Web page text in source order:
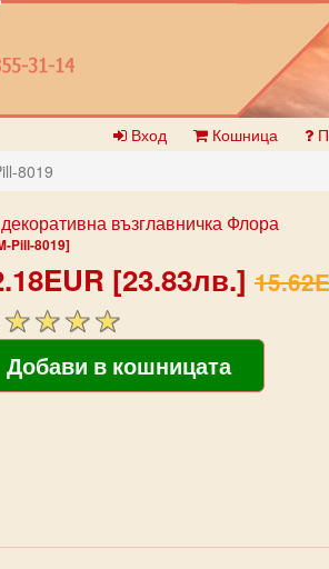
Вход Кошница
8019
възглавничка Флора
Pill-8019]
[23.83лв.]